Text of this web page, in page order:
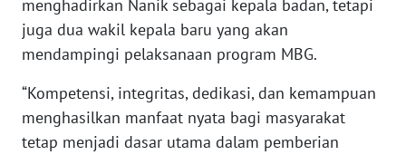
menghadirkan Nanik sebagai kepala badan, tetapi
juga dua wakil kepala baru yang akan
mendampingi pelaksanaan program MBG.
“Kompetensi, integritas, dedikasi, dan kemampuan
menghasilkan manfaat nyata bagi masyarakat
tetap menjadi dasar utama dalam pemberian
WN
WN
SERAMBI